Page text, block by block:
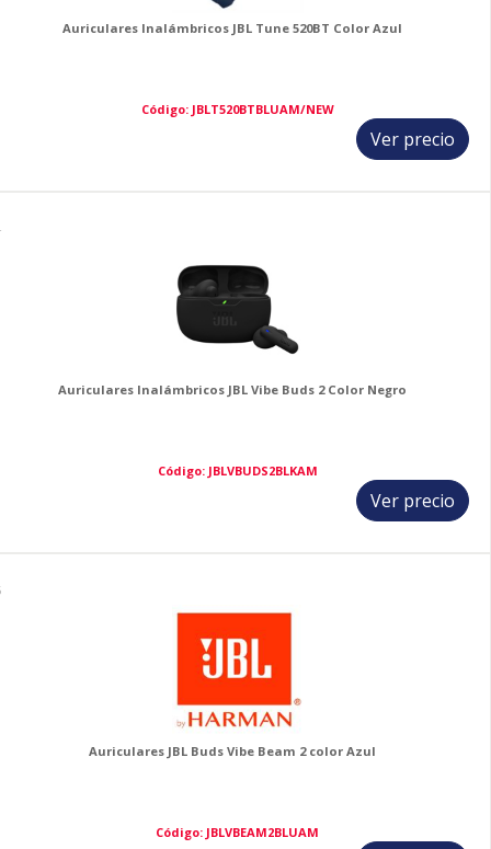
Auriculares Inalámbricos JBL Tune 520BT Color Azul
Código: JBLT520BTBLUAM/NEW
Ver precio
Auriculares Inalámbricos JBL Vibe Buds 2 Color Negro
Código: JBLVBUDS2BLKAM
Ver precio
Auriculares JBL Buds Vibe Beam 2 color Azul
Código: JBLVBEAM2BLUAM